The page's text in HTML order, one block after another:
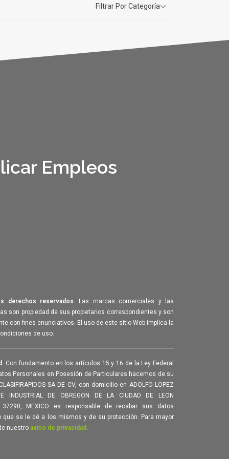
Filtrar Por Categoría
Empleos
derechos reservados. Las marcas comerciales y las
son propiedad de sus propietarios correspondientes y son
con fines enunciativos. El uso de este sitio Web implica la
de uso.
Con fundamento en los artículos 15 y 16 de la Ley Federal
Personales en Posesión de Particulares hacemos de su
SA DE CV, con domicilio en ADOLFO LOPEZ
INDUSTRIAL DE OBREGON DE LA CIUDAD DE LEON
37290, MEXICO es responsable de recabar sus datos
que se le dé a los mismos y de su protección. Para mayor
nuestro aviso de privacidad.